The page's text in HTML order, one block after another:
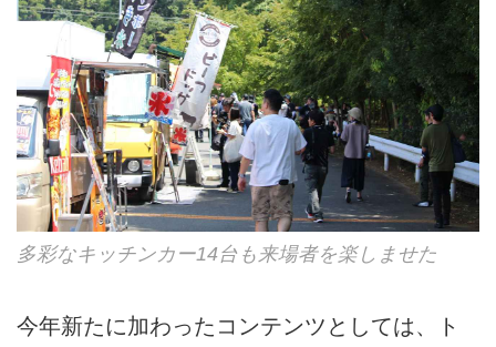
多彩なキッチンカー14台も来場者を楽しませた
今年新たに加わったコンテンツとしては、ト